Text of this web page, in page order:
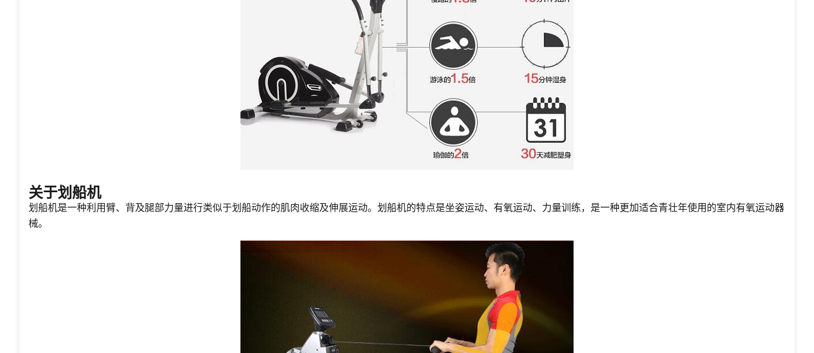
关于划船机
划船机是一种利用臂、背及腿部力量进行类似于划船动作的肌肉收缩及伸展运动。划船机的特点是坐姿运动、有氧运动、力量训练，是一种更加适合青壮年使用的室内有氧运动器
械。